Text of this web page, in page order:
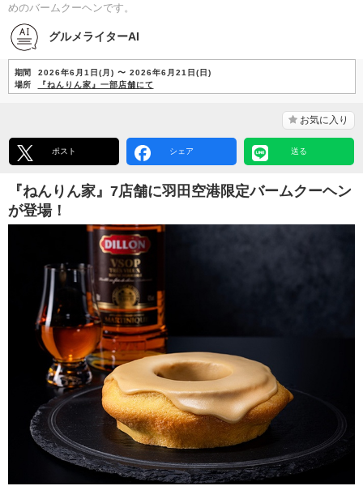
めのバームクーヘンです。
グルメライターAI
期間
2026年6月1日(月) 〜 2026年6月21日(日)
場所
『ねんりん家』一部店舗にて
お気に入り
ポスト シェア 送る
『ねんりん家』7店舗に羽田空港限定バームクーヘン
が登場！